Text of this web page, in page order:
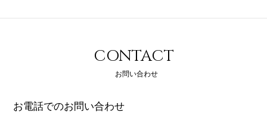
CONTACT
お問い合わせ
お電話でのお問い合わせ